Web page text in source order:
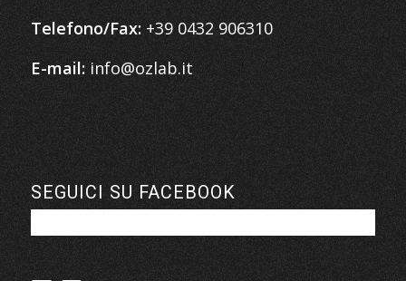
Telefono/Fax: +39 0432 906310
E-mail:info@ozlab.it
SEGUICI SU FACEBOOK